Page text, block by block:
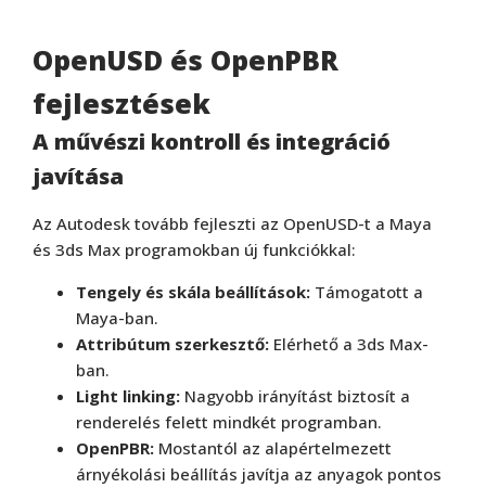
OpenUSD és OpenPBR
fejlesztések
A művészi kontroll és integráció
javítása
Az Autodesk tovább fejleszti az OpenUSD-t a Maya
és 3ds Max programokban új funkciókkal:
Tengely és skála beállítások: Támogatott a
Maya-ban.
Attribútum szerkesztő: Elérhető a 3ds Max-
ban.
Light linking: Nagyobb irányítást biztosít a
renderelés felett mindkét programban.
OpenPBR: Mostantól az alapértelmezett
árnyékolási beállítás javítja az anyagok pontos